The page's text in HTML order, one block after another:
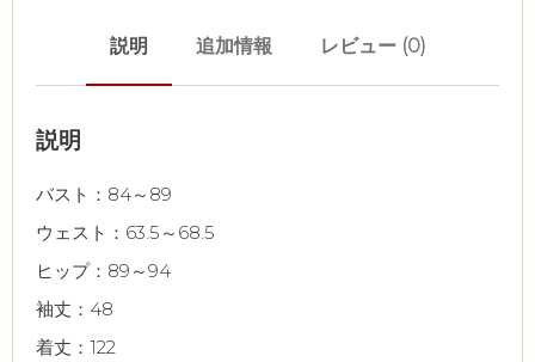
説明 追加情報 レビュー (0)
説明
バスト：84～89
ウェスト：63.5～68.5
ヒップ：89～94
袖丈：48
着丈：122